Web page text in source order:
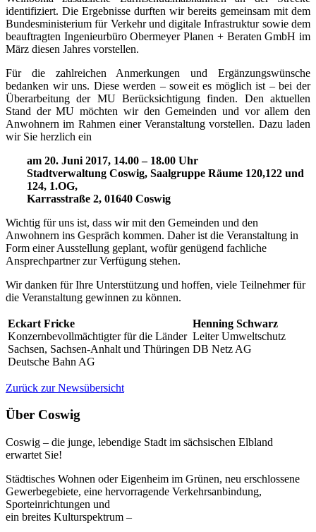
identifiziert. Die Ergebnisse durften wir bereits gemeinsam mit dem
Bundesministerium für Verkehr und digitale Infrastruktur sowie dem
beauftragten Ingenieurbüro Obermeyer Planen + Beraten GmbH im
März diesen Jahres vorstellen.
Für die zahlreichen Anmerkungen und Ergänzungswünsche
bedanken wir uns. Diese werden – soweit es möglich ist – bei der
Überarbeitung der MU Berücksichtigung finden. Den aktuellen
Stand der MU möchten wir den Gemeinden und vor allem den
Anwohnern im Rahmen einer Veranstaltung vorstellen. Dazu laden
wir Sie herzlich ein
am 20. Juni 2017, 14.00 – 18.00 Uhr
Stadtverwaltung Coswig, Saalgruppe Räume 120,122 und
124, 1.OG,
Karrasstraße 2, 01640 Coswig
Wichtig für uns ist, dass wir mit den Gemeinden und den
Anwohnern ins Gespräch kommen. Daher ist die Veranstaltung in
Form einer Ausstellung geplant, wofür genügend fachliche
Ansprechpartner zur Verfügung stehen.
Wir danken für Ihre Unterstützung und hoffen, viele Teilnehmer für
die Veranstaltung gewinnen zu können.
Eckart Fricke
Konzernbevollmächtigter für die Länder
Sachsen, Sachsen-Anhalt und Thüringen
Deutsche Bahn AG
Henning Schwarz
Leiter Umweltschutz
DB Netz AG
Zurück zur Newsübersicht
Über Coswig
Coswig – die junge, lebendige Stadt im sächsischen Elbland
erwartet Sie!
Städtisches Wohnen oder Eigenheim im Grünen, neu erschlossene
Gewerbegebiete, eine hervorragende Verkehrsanbindung,
Sporteinrichtungen und
ein breites Kulturspektrum –